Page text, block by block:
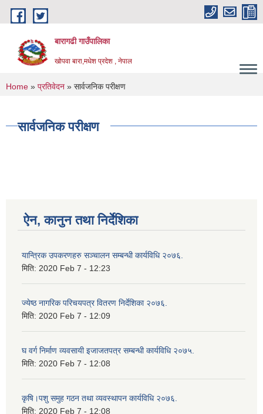
Skip to main content
बारागढी गाउँपालिका
खोपवा बारा,मधेश प्रदेश , नेपाल
You are here
Home » प्रतिवेदन » सार्वजनिक परीक्षण
सार्वजनिक परीक्षण
ऐन, कानुन तथा निर्देशिका
यान्त्रिक उपकरणहरु सञ्चालन सम्बन्धी कार्यविधि २०७६.
मिति: 2020 Feb 7 - 12:23
ज्येष्ठ नागरिक परिचयपत्र वितरण निर्देशिका २०७६.
मिति: 2020 Feb 7 - 12:09
घ वर्ग निर्माण व्यवसायी इजाजतपत्र सम्बन्धी कार्यविधि २०७५.
मिति: 2020 Feb 7 - 12:08
कृषि।पशु समुह गठन तथा व्यवस्थापन कार्यविधि २०७६.
मिति: 2020 Feb 7 - 12:08